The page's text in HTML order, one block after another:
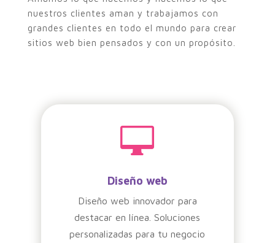
nuestros clientes aman y trabajamos con
grandes clientes en todo el mundo para crear
sitios web bien pensados ​​y con un propósito.

Diseño web
Diseño web innovador para
destacar en línea. Soluciones
personalizadas para tu negocio